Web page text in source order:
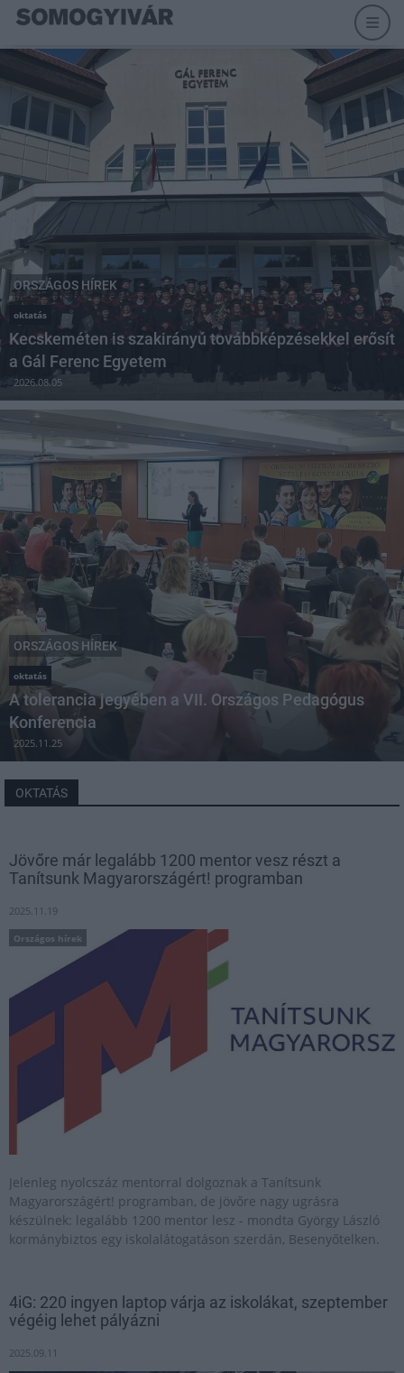
ORSZÁGOS HÍREK
oktatás
Kecskeméten is szakirányú továbbképzésekkel erősít
a Gál Ferenc Egyetem
2026.08.05
ORSZÁGOS HÍREK
oktatás
A tolerancia jegyében a VII. Országos Pedagógus
Konferencia
2025.11.25
OKTATÁS
Jövőre már legalább 1200 mentor vesz részt a
Tanítsunk Magyarországért! programban
2025.11.19
Országos hírek
Jelenleg nyolcszáz mentorral dolgoznak a Tanítsunk
Magyarországért! programban, de jövőre nagy ugrásra
készülnek: legalább 1200 mentor lesz - mondta György László
kormánybiztos egy iskolalátogatáson szerdán, Besenyőtelken.
4iG: 220 ingyen laptop várja az iskolákat, szeptember
végéig lehet pályázni
2025.09.11